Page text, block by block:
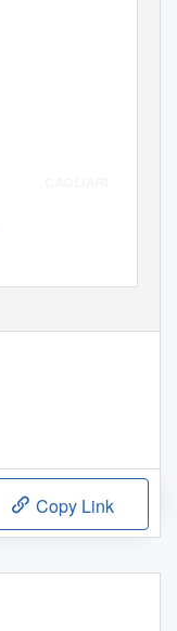
Copy Link